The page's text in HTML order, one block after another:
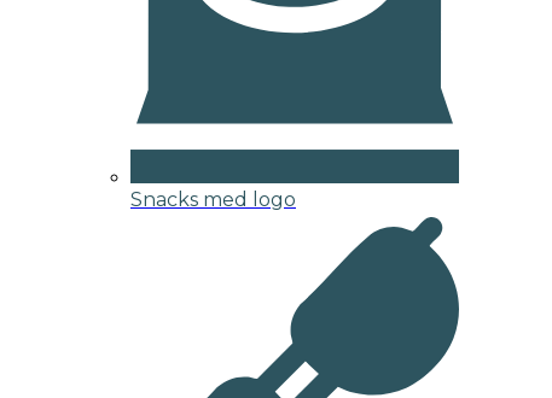
Snacks med logo